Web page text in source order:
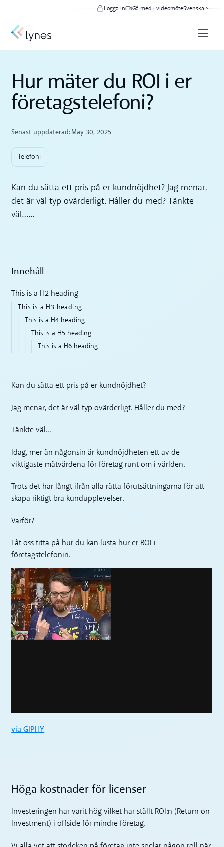
Logga in Gå med i videomöteSvenska
Hur mäter du ROI i er
företagstelefoni?
Senast uppdaterad:May 30, 2025
Telefoni
Kan du sätta ett pris på er kundnöjdhet? Jag menar,
det är väl typ ovärderligt. Håller du med? Tänkte
väl…...
Innehåll
This is a H2 heading
This is a H3 heading
This is a H4 heading
This is a H5 heading
This is a H6 heading
Kan du sätta ett pris på er kundnöjdhet?
Jag menar, det är väl typ ovärderligt. Håller du med?
Tänkte väl…
Idag, mer än någonsin är kundnöjdheten ett av de
viktigaste mätvärdena för företag runt om i världen.
Trots det har långt ifrån alla rätta förutsättningarna för att
skapa riktigt bra kundupplevelser.
Varför?
Låt oss titta på hur du kan lusta hur er ROI i
företagstelefonin.
via GIPHY
Höga kostnader för licenser
Investeringen har varit hög vilket har ställt ROI:n (Return on
Investment) i offside för mindre företag.